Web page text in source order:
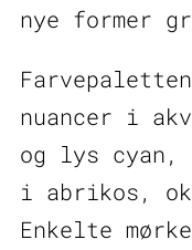
nye former
nuancer i
og lys cyan,
i abrikos,
Enkelte